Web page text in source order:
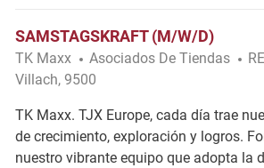
SAMSTAGSKRAFT (M/W/D)
TK Maxx Categoría
Asociados De Tiendas
Villach, 9500
TK Maxx. TJX Europe, cada día trae
de crecimiento, exploración y logros.
nuestro vibrante equipo que adopta la